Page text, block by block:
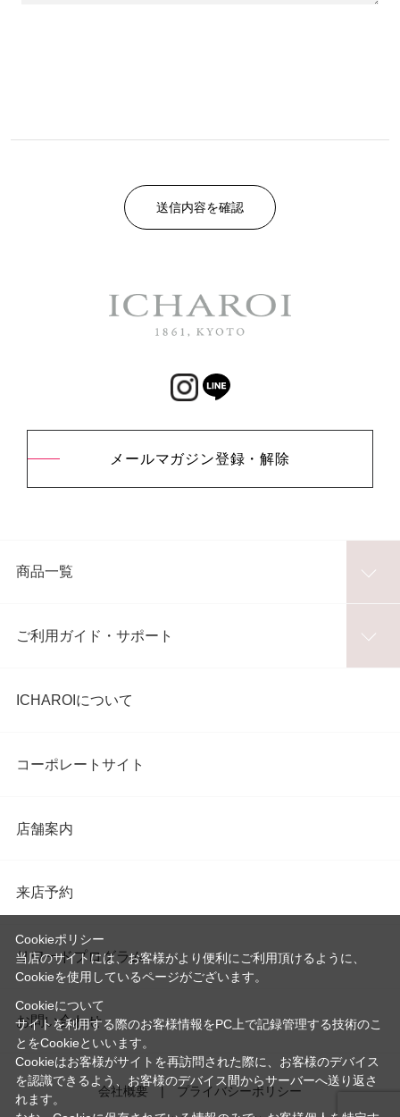
メールマガジン登録・解除
商品一覧
ご利用ガイド・サポート
ICHAROIについて
コーポレートサイト
店舗案内
来店予約
リワードプログラム
お問い合わせ
会社概要 プライバシーポリシー
Cookieポリシー
当店のサイトには、お客様がより便利にご利用頂けるように、
Cookieを使用しているページがございます。
Cookieについて
サイトを利用する際のお客様情報をPC上で記録管理する技術のこ
とをCookieといいます。
Cookieはお客様がサイトを再訪問された際に、お客様のデバイス
を認識できるよう、お客様のデバイス間からサーバーへ送り返さ
れます。